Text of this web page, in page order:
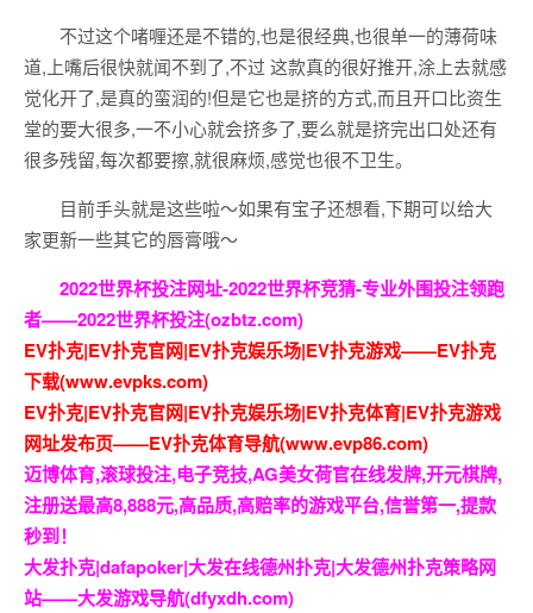
不过这个啫喱还是不错的,也是很经典,也很单一的薄荷味
道,上嘴后很快就闻不到了,不过 这款真的很好推开,涂上去就感
觉化开了,是真的蛮润的!但是它也是挤的方式,而且开口比资生
堂的要大很多,一不小心就会挤多了,要么就是挤完出口处还有
很多残留,每次都要擦,就很麻烦,感觉也很不卫生。
目前手头就是这些啦～如果有宝子还想看,下期可以给大
家更新一些其它的唇膏哦～
2022世界杯投注网址-2022世界杯竞猜-专业外围投注领跑
者——2022世界杯投注(ozbtz.com)
EV扑克|EV扑克官网|EV扑克娱乐场|EV扑克游戏——EV扑克
下载(www.evpks.com)
EV扑克|EV扑克官网|EV扑克娱乐场|EV扑克体育|EV扑克游戏
网址发布页——EV扑克体育导航(www.evp86.com)
迈博体育,滚球投注,电子竞技,AG美女荷官在线发牌,开元棋牌,
注册送最高8,888元,高品质,高赔率的游戏平台,信誉第一,提款
秒到！
大发扑克|dafapoker|大发在线德州扑克|大发德州扑克策略网
站——大发游戏导航(dfyxdh.com)